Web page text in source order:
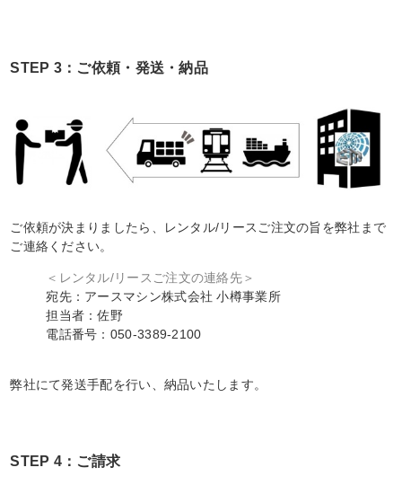
STEP 3：ご依頼・発送・納品
ご依頼が決まりましたら、レンタル/リースご注文の旨を弊社まで
ご連絡ください。
＜レンタル/リースご注文の連絡先＞
宛先：アースマシン株式会社 小樽事業所
担当者：佐野
電話番号：050-3389-2100
弊社にて発送手配を行い、納品いたします。
STEP 4：ご請求